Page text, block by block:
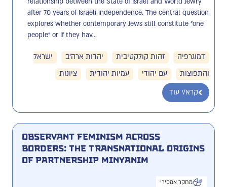
after 70 years of Israeli independence. The central question
explores whether contemporary Jews still constitute "one
people" or if they hav...
דמוגרפיה זהות קולקטיבית יהדות ארה"ב
ישראל
והתפוצות
עם יהודי עמיות יהודית
ציונות
קרא/י עוד
Observant Feminism Across
Borders: The Transnational Origins
of Partnership Minyanim
מחקר אמפירי